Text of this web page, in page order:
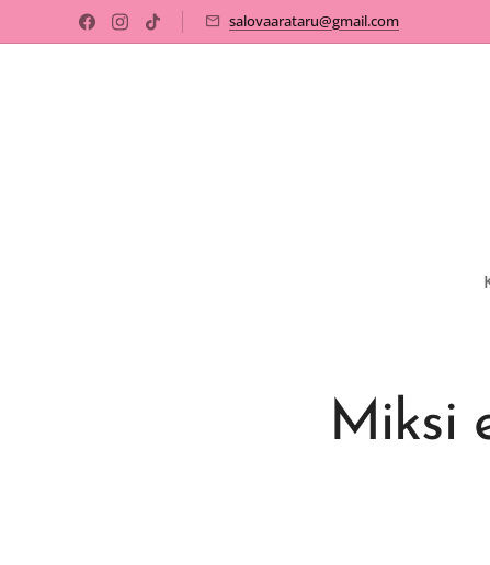
salovaarataru@gmail.com
Miksi